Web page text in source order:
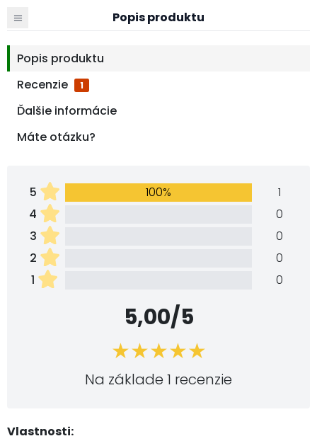
Popis produktu
Popis produktu
Recenzie
1
Ďalšie informácie
Máte otázku?
5 100%
1
4
0
3
0
2
0
1
0
5,00/5
Na základe 1 recenzie
Vlastnosti: